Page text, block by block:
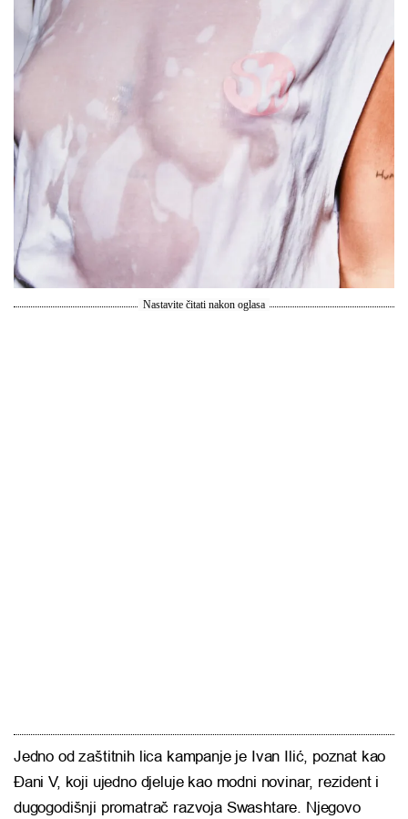
Nastavite čitati nakon oglasa
Jedno od zaštitnih lica kampanje je Ivan Ilić, poznat kao
Đani V, koji ujedno djeluje kao modni novinar, rezident i
dugogodišnji promatrač razvoja Swashtare. Njegovo